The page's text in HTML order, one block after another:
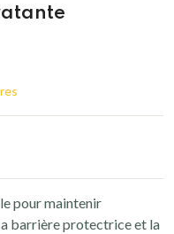
pour maintenir
barrière protectrice et la